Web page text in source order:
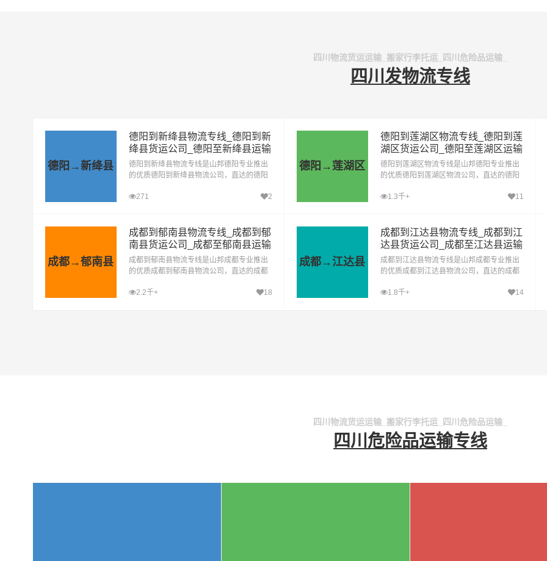
四川物流货运运输_搬家行李托运_四川危险品运输_
四川发物流专线
德阳→新绛县
德阳到新绛县物流专线_德阳到新
绛县货运公司_德阳至新绛县运输
专线哪家好
德阳到新绛县物流专线是山邦德阳专业推出
的优质德阳到新绛县物流公司，直达的德阳
德阳到新绛县货运公司已成为山邦德阳的优
271 2
德阳→莲湖区
德阳到莲湖区物流专线_德阳到莲
湖区货运公司_德阳至莲湖区运输
专线哪家好
德阳到莲湖区物流专线是山邦德阳专业推出
的优质德阳到莲湖区物流公司，直达的德阳
德阳到莲湖区货运公司已成为山邦德阳的优
1.3千+ 11
成都→郁南县
成都到郁南县物流专线_成都到郁
南县货运公司_成都至郁南县运输
专线哪家好
成都到郁南县物流专线是山邦成都专业推出
的优质成都到郁南县物流公司，直达的成都
成都到郁南县货运公司已成为山邦成都的优
2.2千+ 18
成都→江达县
成都到江达县物流专线_成都到江
达县货运公司_成都至江达县运输
专线哪家好
成都到江达县物流专线是山邦成都专业推出
的优质成都到江达县物流公司，直达的成都
成都到江达县货运公司已成为山邦成都的优
1.8千+ 14
四川物流货运运输_搬家行李托运_四川危险品运输_
四川危险品运输专线